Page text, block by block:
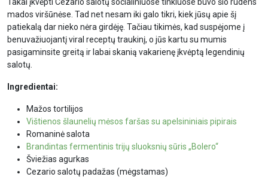
mados viršūnėse. Tad net nesam iki galo tikri, kiek jūsų apie šį
patiekalą dar nieko nėra girdėję. Tačiau tikimės, kad suspėjome į
benuvažiuojantį viral receptų traukinį, o jūs kartu su mumis
pasigaminsite greitą ir labai skanią vakarienę įkvėptą legendinių
salotų.
Ingredientai:
Mažos tortilijos
Vištienos šlaunelių mėsos faršas su apelsininiais pipirais
Romaninė salota
Brandintas fermentinis trijų sluoksnių sūris „Bolero“
Šviežias agurkas
Cezario salotų padažas (mėgstamas)